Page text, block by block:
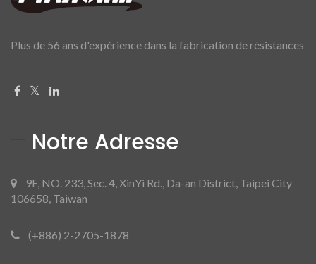
Plus de 56 ans d'expérience dans la fabrication de résistances
Notre Adresse
9F, NO. 233, Sec. 4, XinYi Rd., Da-an District, Taipei City
106658, Taiwan
(+886) 2-2705-1878